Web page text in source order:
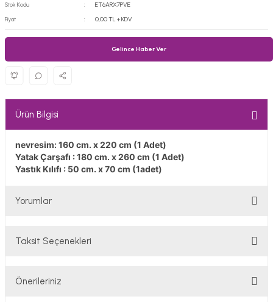
Stok Kodu
ET6ARX7PVE
Fiyat
0,00 TL + KDV
Gelince Haber Ver
Ürün Bilgisi
nevresim: 160 cm. x 220 cm (1 Adet)
Yatak Çarşafı : 180 cm. x 260 cm (1 Adet)
Yastık Kılıfı : 50 cm. x 70 cm (1adet)
Yorumlar
Taksit Seçenekleri
Önerileriniz